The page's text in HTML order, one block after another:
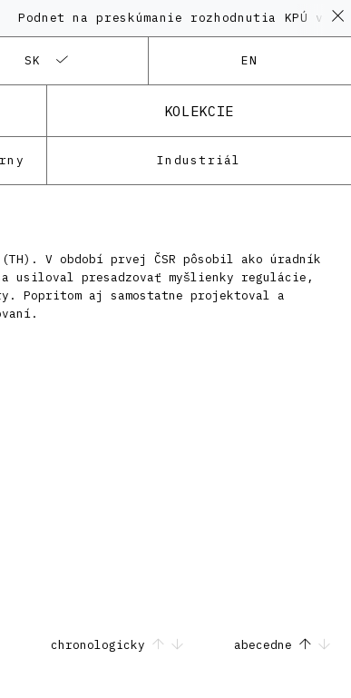
Podnet na preskúmanie rozhodnutia KPÚ vo
SK EN
KOLEKCIE
Industriál
V období prvej ČSR pôsobil ako úradník
usiloval presadzovať myšlienky regulácie,
Popritom aj samostatne projektoval a
chronologicky abecedne